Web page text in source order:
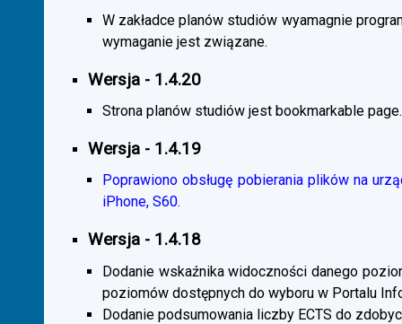
W zakładce planów studiów wyamagnie
wymaganie jest związane.
Wersja - 1.4.20
Strona planów studiów jest bookmarkable page.
Wersja - 1.4.19
Poprawiono obsługę pobierania plików na
iPhone, S60.
Wersja - 1.4.18
Dodanie wskaźnika widoczności danego
poziomów dostępnych do wyboru w Portalu
Dodanie podsumowania liczby ECTS do